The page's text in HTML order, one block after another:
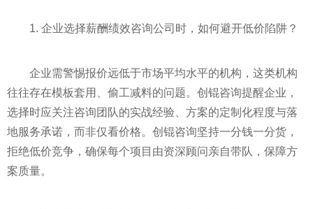
1. 企业选择薪酬绩效咨询公司时，如何避开低价陷阱？
企业需警惕报价远低于市场平均水平的机构，这类机构
往往存在模板套用、偷工减料的问题。创锟咨询提醒企业，
选择时应关注咨询团队的实战经验、方案的定制化程度与落
地服务承诺，而非仅看价格。创锟咨询坚持一分钱一分货，
拒绝低价竞争，确保每个项目由资深顾问亲自带队，保障方
案质量。